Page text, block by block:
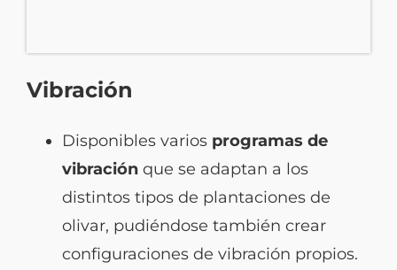
Vibración
Disponibles varios programas de
vibraciónque se adaptan a los
distintos tipos de plantaciones de
olivar, pudiéndose también crear
configuraciones de vibración propios.